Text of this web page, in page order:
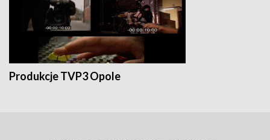
Produkcje TVP3 Opole